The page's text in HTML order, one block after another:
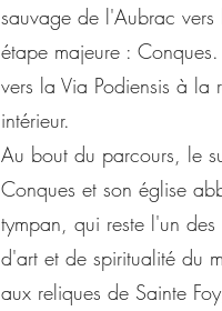
sauvage de l'Aubrac
étape majeure :
vers la Via Podiensis à la
intérieur.
Au bout du parcours, le
Conques et son église
tympan, qui reste l'un des
d'art et de spiritualité du
aux reliques de Sainte